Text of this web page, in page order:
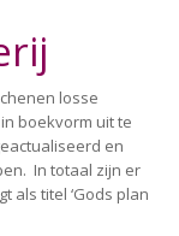
losse
boekvorm uit te
en
In totaal zijn er
als titel ‘Gods plan